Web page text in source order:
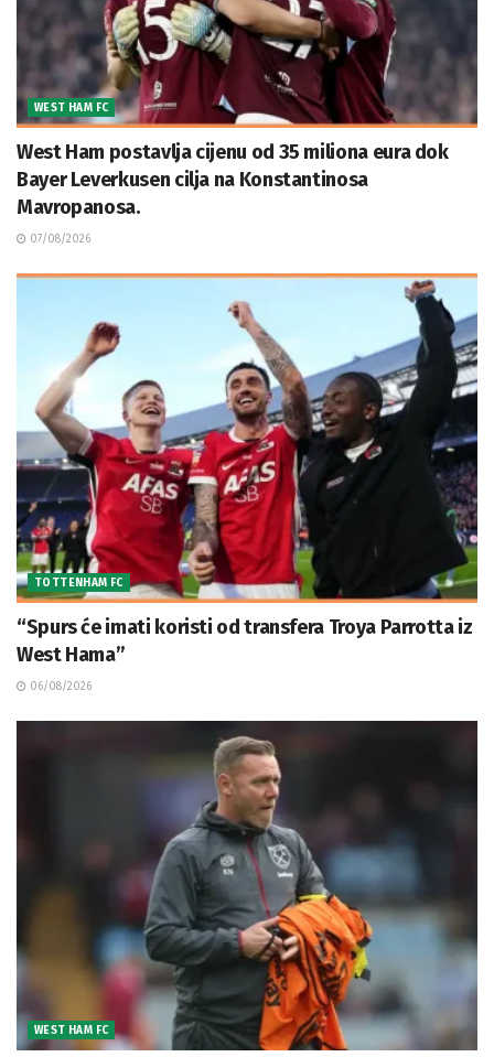
WEST HAM FC
West Ham postavlja cijenu od 35 miliona eura dok
Bayer Leverkusen cilja na Konstantinosa
Mavropanosa.
07/08/2026
TOTTENHAM FC
“Spurs će imati koristi od transfera Troya Parrotta iz
West Hama”
06/08/2026
WEST HAM FC